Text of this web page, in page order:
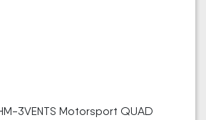
3VENTS Motorsport QUAD